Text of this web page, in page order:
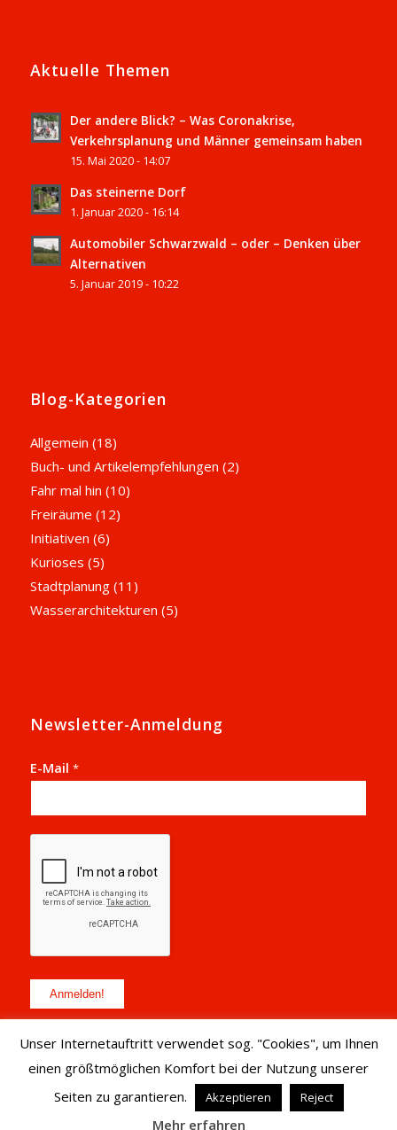
Aktuelle Themen
Der andere Blick? – Was Coronakrise,
Verkehrsplanung und Männer gemeinsam haben
15. Mai 2020 - 14:07
Das steinerne Dorf
1. Januar 2020 - 16:14
Automobiler Schwarzwald – oder – Denken über
Alternativen
5. Januar 2019 - 10:22
Blog-Kategorien
Allgemein (18)
Buch- und Artikelempfehlungen (2)
Fahr mal hin (10)
Freiräume (12)
Initiativen (6)
Kurioses (5)
Stadtplanung(11)
Wasserarchitekturen (5)
Newsletter-Anmeldung
E-Mail *
© Copyright 2017 - StadtRaumStrategien
Unser Internetauftritt verwendet sog. "Cookies", um Ihnen
einen größtmöglichen Komfort bei der Nutzung unserer
Seiten zu garantieren.
Akzeptieren Reject
Mehr erfahren